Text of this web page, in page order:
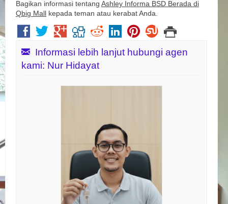
Bagikan informasi tentang Ashley Informa BSD Berada di
Qbig Mall kepada teman atau kerabat Anda.
Informasi lebih lanjut hubungi agen
kami: Nur Hidayat